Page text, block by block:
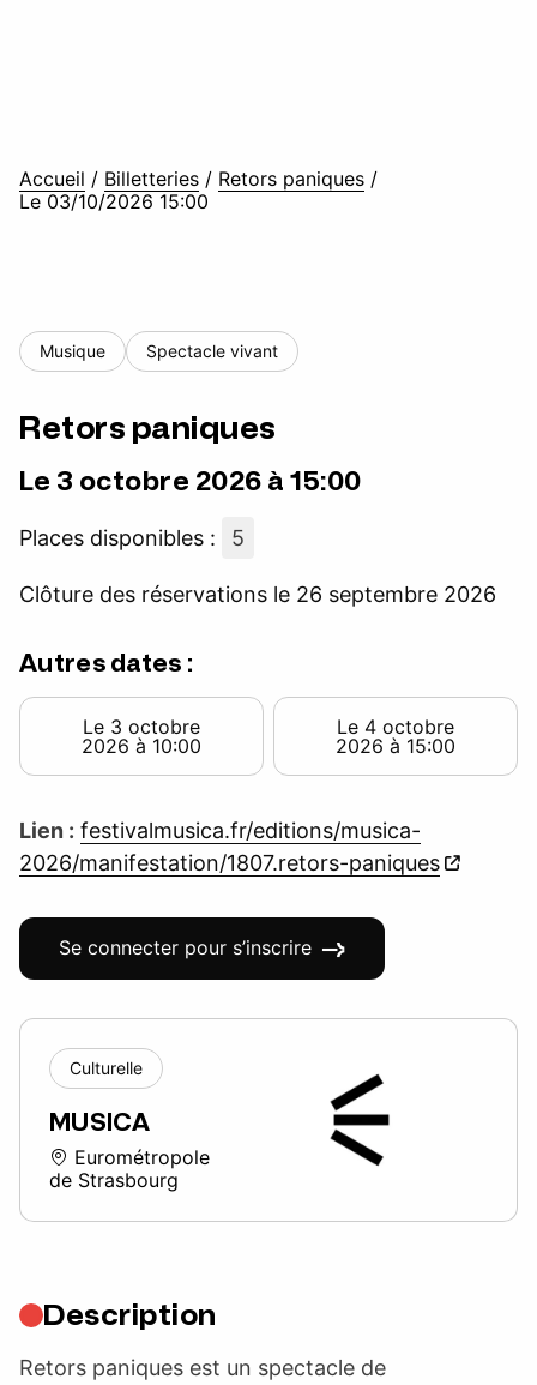
Accueil / Billetteries / Retors paniques /
Le 03/10/2026 15:00
Musique Spectacle vivant
Retors paniques
Le 3 octobre 2026 à 15:00
Places disponibles : 5
Clôture des réservations le 26 septembre 2026
Autres dates :
Le 3 octobre
2026 à 10:00
Le 4 octobre
2026 à 15:00
Lien : festivalmusica.fr/editions/musica-
2026/manifestation/1807.retors-paniques
Se connecter pour s’inscrire
Culturelle
MUSICA
Eurométropole
de Strasbourg
Description
Retors paniques est un spectacle de